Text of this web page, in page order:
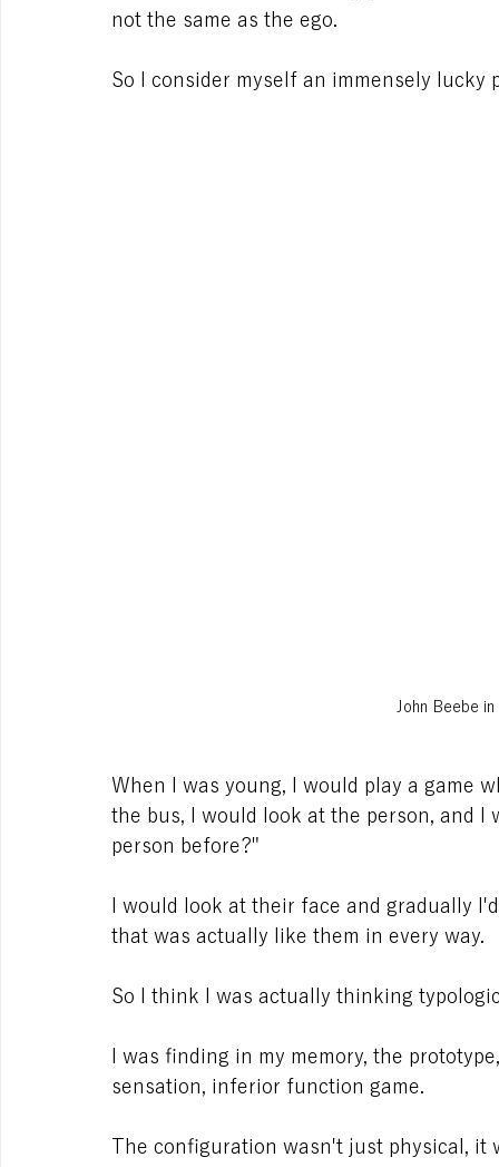
not the same as the ego.
So I consider myself an immensely lucky
John Beebe
When I was young, I would play a game
the bus, I would look at the person, and
person before?"
I would look at their face and gradually
that was actually like them in every way.
So I think I was actually thinking
I was finding in my memory, the
sensation, inferior function game.
The configuration wasn't just physical,